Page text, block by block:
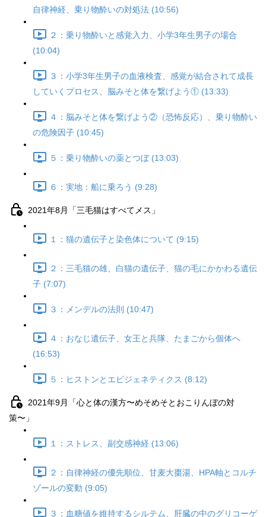
自律神経、乗り物酔いの対処法 (10:56)
２：乗り物酔いと感覚入力、小学3年生男子の場合
(10:04)
３：小学3年生男子の血液検査、感覚が結合されて成長
していくプロセス、脳みそと体を繋げよう① (13:33)
４：脳みそと体を繋げよう②（恐怖反応）、乗り物酔い
の危険因子 (10:45)
５：乗り物酔いの薬とつぼ (13:03)
６：実地：船に乗ろう (9:28)
2021年8月「三毛猫はすべてメス」
１：猫の遺伝子と染色体について (9:15)
２：三毛猫の雄、白猫の遺伝子、猫の毛にかかわる遺伝
子 (7:07)
３：メンデルの法則 (10:47)
４：おなじ遺伝子、女王と兵隊、たまごから個体へ
(16:53)
５：ヒストンとエピジェネティクス (8:12)
2021年9月「心と体の漢方〜めそめそとおこりんぼの対
策〜」
１：ストレス、副交感神経 (13:06)
２：自律神経の優先順位、甘麦大棗湯、HPA軸とコルチ
ゾールの変動 (9:05)
３：血糖値を維持するシルテム、肝臓の中のグリコーゲ